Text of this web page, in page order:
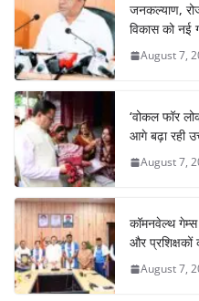
जनकल्याण,
विकास को नई
August 7,
‘वोकल फॉर
आगे बढ़ा रही
August 7,
कॉमनवेल्थ
और प्रशिक्षकों
August 7,